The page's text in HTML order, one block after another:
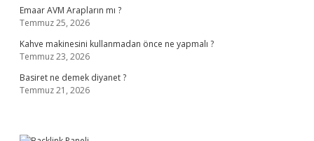
Emaar AVM Arapların mı ?
Temmuz 25, 2026
Kahve makinesini kullanmadan önce ne yapmalı ?
Temmuz 23, 2026
Basiret ne demek diyanet ?
Temmuz 21, 2026